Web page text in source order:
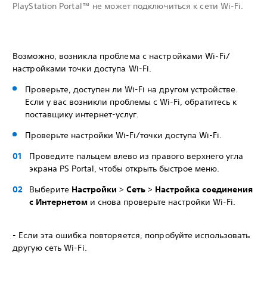
PlayStation Portal™ не может подключиться к сети Wi-Fi.
Возможно, возникла проблема с настройками Wi-Fi/
настройками точки доступа Wi-Fi.
Проверьте, доступен ли Wi-Fi на другом устройстве.
Если у вас возникли проблемы с Wi-Fi, обратитесь к
поставщику интернет-услуг.
Проверьте настройки Wi-Fi/точки доступа Wi-Fi.
Проведите пальцем влево из правого верхнего угла
экрана PS Portal, чтобы открыть быстрое меню.
Выберите Настройки > Сеть > Настройка соединения
с Интернетом и снова проверьте настройки Wi-Fi.
- Если эта ошибка повторяется, попробуйте использовать
другую сеть Wi-Fi.